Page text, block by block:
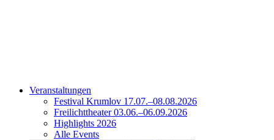
Veranstaltungen
Festival Krumlov 17.07.–08.08.2026
Freilichttheater 03.06.–06.09.2026
Highlights 2026
Alle Events